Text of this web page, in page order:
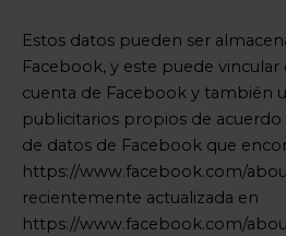
Estos datos pueden ser
Facebook, y este puede
cuenta de Facebook y también
publicitarios propios de
de datos de Facebook que
https://www.facebook.com/
recientemente actualizada en
https://www.facebook.com/